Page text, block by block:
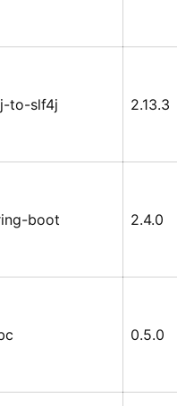
to-slf4j 2.13.3
boot 2.4.0
0.5.0